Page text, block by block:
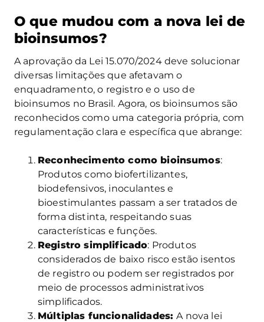
O que mudou com a nova lei de
bioinsumos?
A aprovação da Lei 15.070/2024 deve solucionar
diversas limitações que afetavam o
enquadramento, o registro e o uso de
bioinsumos no Brasil. Agora, os bioinsumos são
reconhecidos como uma categoria própria, com
regulamentação clara e específica que abrange:
Reconhecimento como bioinsumos:
Produtos como biofertilizantes,
biodefensivos, inoculantes e
bioestimulantes passam a ser tratados de
forma distinta, respeitando suas
características e funções.
Registro simplificado: Produtos
considerados de baixo risco estão isentos
de registro ou podem ser registrados por
meio de processos administrativos
simplificados.
Múltiplas funcionalidades:A nova lei